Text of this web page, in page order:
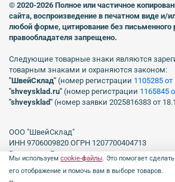
© 2020-2026 Полное или частичное
сайта, воспроизведение в печатном виде и/
любой форме, цитирование без письменного
правообладателя запрещено.
Следующие товарные знаки являются
товарным знаками и охраняются законом:
"ШвейСклад" (номер регистрации 1105285
"shveуsklad.ru" (номер регистрации 1165845
"shveysklad" (номер заявки 2025816383 от
ООО "ШвейСклад"
ИНН 9706009820 ОГРН 1207700404713
Включен в Реестр операторов,
персональных данных Роскомнадзора рег.
№231 от 16.06.2023.
Мы используем cookie-файлы. Это помогает
его отображение и помочь вам в выборе товаров.